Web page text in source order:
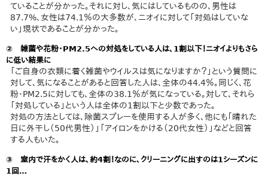
ていることが分かった。それに対し、気にはしているものの、男性は
87.7%、女性は74.1％の大多数が、ニオイに対して「対処はしていな
い」現状であることが分かった。
② 雑菌や花粉・PM2.5への対処をしている人は、1割以下！ニオイよりもさら
に低い結果に
「ご自身の衣類に着く雑菌やウイルスは気になりますか？」という質問に
対して、気になることがあると回答した人は、全体の44.4％。同じく、花
粉・PM2.5に対しても、全体の38.1％が気になっている。対して、それら
「対処している」という人は全体の1割以下と少数であった。
対処の方法としては、除菌スプレーを使用する人が多く、他にも「晴れた
日に外干し（50代男性）」「アイロンをかける（20代女性）」などと回答
する人もいた。
③ 室内で汗をかく人は、約4割！なのに、クリーニングに出すのは1シーズンに
1回…